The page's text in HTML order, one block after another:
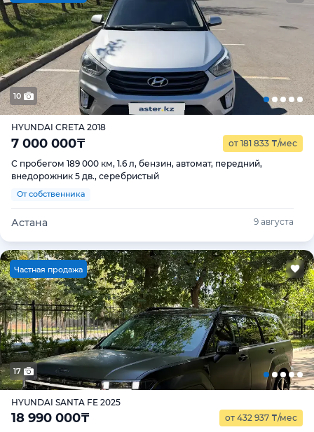
10
HYUNDAI CRETA 2018
7 000 000₸ от 181 833 ₸/мес
С пробегом 189 000 км, 1.6 л, бензин, автомат, передний,
внедорожник 5 дв., серебристый
От собственника
Астана 9 августа
Частная продажа
17
HYUNDAI SANTA FE 2025
18 990 000₸ от 432 937 ₸/мес